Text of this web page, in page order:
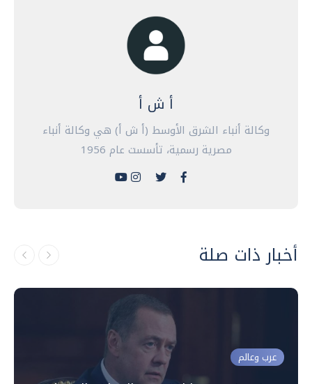
أ ش أ
وكالة أنباء الشرق الأوسط (أ ش أ) هي وكالة أنباء
مصرية رسمية، تأسست عام 1956
أخبار ذات صلة
عرب وعالم